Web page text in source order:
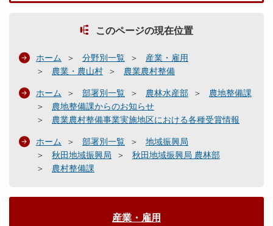
このページの現在位置
ホーム 分野別一覧
産業・雇用
農業・農山村
農業農村整備
ホーム 部署別一覧 農林水産部
農地整備課
農地整備課からのお知らせ
農業農村整備事業実施地区における各種受賞情報
ホーム 部署別一覧
地域振興局
秋田地域振興局
秋田地域振興局 農林部
農村整備課
産業・雇用